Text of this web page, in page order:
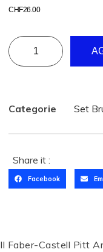
CHF26.00
Categorie Set
Share it :
Facebook
Il Faber-Castell Pitt